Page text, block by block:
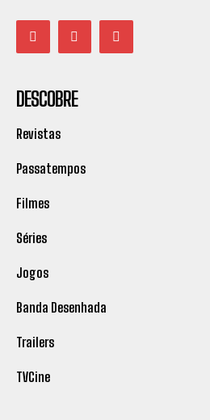
DESCOBRE
Revistas
Passatempos
Filmes
Séries
Jogos
Banda Desenhada
Trailers
TVCine